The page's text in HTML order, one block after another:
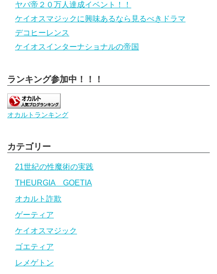
ヤバ帝２０万人達成イベント！！
ケイオスマジックに興味あるなら見るべきドラマ
デコヒーレンス
ケイオスインターナショナルの帝国
ランキング参加中！！！
オカルトランキング
カテゴリー
21世紀の性魔術の実践
THEURGIA GOETIA
オカルト詐欺
ゲーティア
ケイオスマジック
ゴエティア
レメゲトン